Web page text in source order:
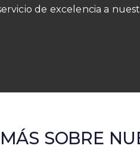
de excelencia a
SOBRE